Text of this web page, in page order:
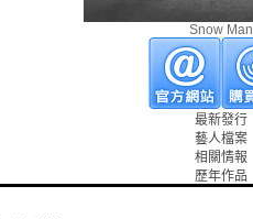
Snow Man
最新發行
藝人檔案
相關情報
歷年作品